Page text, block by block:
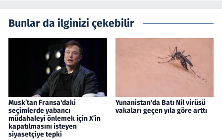
Bunlar da ilginizi çekebilir
Musk’tan Fransa'daki
seçimlerde yabancı
müdahaleyi önlemek için X’in
kapatılmasını isteyen
siyasetçiye tepki
Yunanistan'da Batı Nil virüsü
vakaları geçen yıla göre arttı